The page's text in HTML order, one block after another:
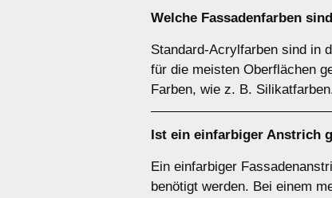
Welche Fassadenfarben
Standard-Acrylfarben sind in
für die meisten Oberflächen
Farben, wie z. B.
Ist ein einfarbiger Anstrich
Ein einfarbiger
benötigt werden. Bei einem